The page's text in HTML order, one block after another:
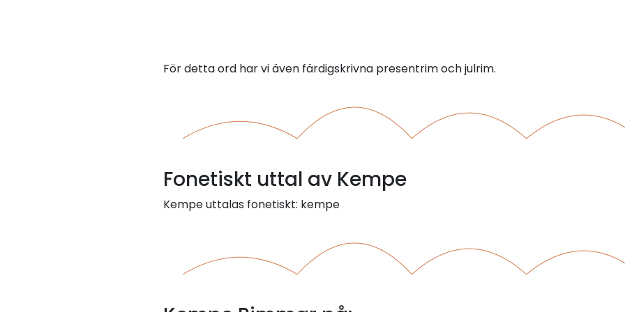
För detta ord har vi även färdigskrivna presentrim och julrim.
Fonetiskt uttal av Kempe
Kempe uttalas fonetiskt: kempe